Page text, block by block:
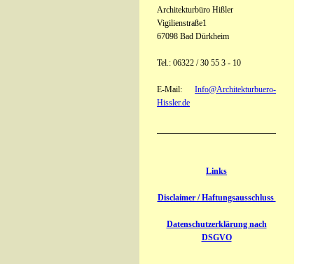
Architekturbüro Hißler
Vigilienstraße1
67098 Bad Dürkheim
Tel.: 06322 / 30 55 3 - 10
E-Mail: Info@Architekturbuero-
Hissler.de
Links
Disclaimer / Haftungsausschluss
Datenschutzerklärung nach
DSGVO